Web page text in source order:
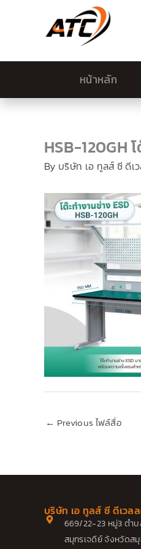
หน้าหลัก
HSB-120GH
By บริษัท เอ ทูลส์ ซี ดีเ
← Previous ไฟล์สื่อ
บริษัท เอ ทูลส์ ซี ดีเวล
669/22-23 หมู่3 ตำ
สมุทรเจดีย์ จังหวัดส